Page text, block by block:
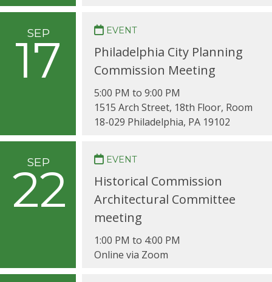
SEP
17
EVENT
Philadelphia City Planning
Commission Meeting
5:00 PM to 9:00 PM
1515 Arch Street, 18th Floor, Room
18-029 Philadelphia, PA 19102
SEP
22
EVENT
Historical Commission
Architectural Committee
meeting
1:00 PM to 4:00 PM
Online via Zoom